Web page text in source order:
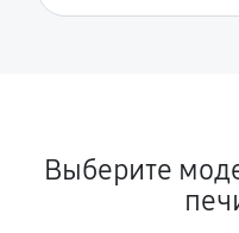
Выберите